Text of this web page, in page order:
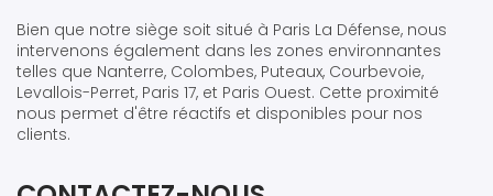
Bien que notre siège soit situé à Paris La Défense, nous
intervenons également dans les zones environnantes
telles que Nanterre, Colombes, Puteaux, Courbevoie,
Levallois-Perret, Paris 17, et Paris Ouest. Cette proximité
nous permet d'être réactifs et disponibles pour nos
clients.